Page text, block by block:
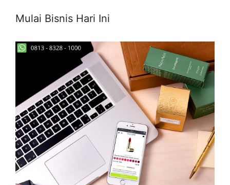
Mulai Bisnis Hari Ini